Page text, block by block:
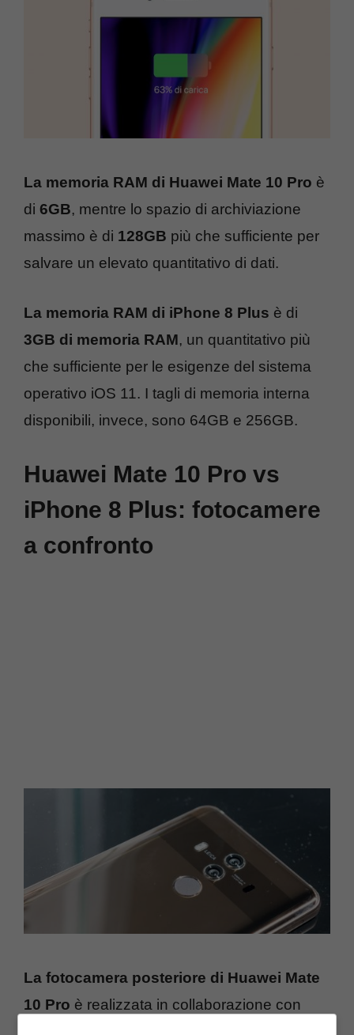
La memoria RAM di Huawei Mate 10 Pro è
di 6GB, mentre lo spazio di archiviazione
massimo è di 128GB più che sufficiente per
salvare un elevato quantitativo di dati.
La memoria RAM di iPhone 8 Plus è di
3GB di memoria RAM, un quantitativo più
che sufficiente per le esigenze del sistema
operativo iOS 11. I tagli di memoria interna
disponibili, invece, sono 64GB e 256GB.
Huawei Mate 10 Pro vs
iPhone 8 Plus: fotocamere
a confronto
La fotocamera posteriore di Huawei Mate
10 Pro è realizzata in collaborazione con